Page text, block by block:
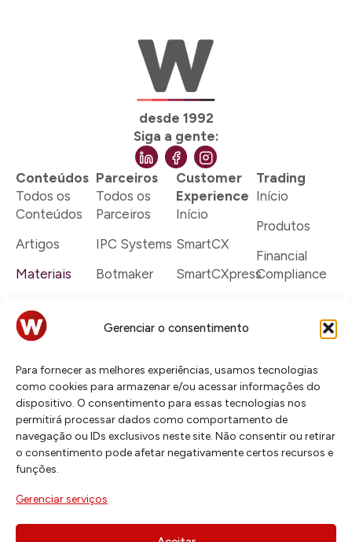
Gerenciar o consentimento
Para fornecer as melhores experiências, usamos tecnologias
como cookies para armazenar e/ou acessar informações do
dispositivo. O consentimento para essas tecnologias nos
permitirá processar dados como comportamento de
navegação ou IDs exclusivos neste site. Não consentir ou retirar
o consentimento pode afetar negativamente certos recursos e
funções.
Gerenciar serviços
desde 1992
Siga a gente:
Conteúdos
Todos os
Conteúdos
Artigos
Materiais
Parceiros
Todos os
Parceiros
IPC Systems
Botmaker
Systems
Talkdesk
Twilio
Verint
Customer
Experience
Início
SmartCX
SmartCXpress
Enterprise
Cases
Trading
Início
Produtos
Financial
Compliance
Smart
Trading
Cases